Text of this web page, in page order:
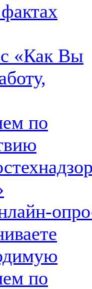
«Как Вы
по
по